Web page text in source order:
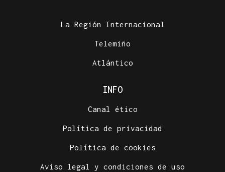
La Región Internacional
Telemiño
Atlántico
INFO
Canal ético
Política de privacidad
Política de cookies
Aviso legal y condiciones de uso